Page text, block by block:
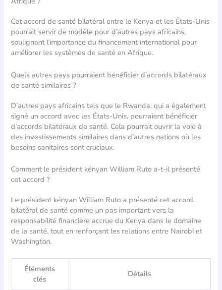
Cet accord de santé bilatéral entre le Kenya et les États-Unis
pourrait servir de modèle pour d’autres pays africains,
soulignant l’importance du financement international pour
améliorer les systèmes de santé en Afrique.
Quels autres pays pourraient bénéficier d’accords bilatéraux
de santé similaires ?
D’autres pays africains tels que le Rwanda, qui a également
signé un accord avec les États-Unis, pourraient bénéficier
d’accords bilatéraux de santé. Cela pourrait ouvrir la voie à
des investissements similaires dans d’autres nations où les
besoins sanitaires sont cruciaux.
Comment le président kényan William Ruto a-t-il présenté
cet accord ?
Le président kényan William Ruto a présenté cet accord
bilatéral de santé comme un pas important vers la
responsabilité financière accrue du Kenya dans le domaine
de la santé, tout en renforçant les relations entre Nairobi et
Washington.
Éléments
clés
Détails